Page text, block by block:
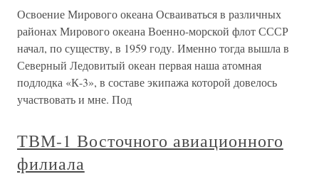
Освоение Мирового океана Осваиваться в различных
районах Мирового океана Военно-морской флот СССР
начал, по существу, в 1959 году. Именно тогда вышла в
Северный Ледовитый океан первая наша атомная
подлодка «К-3», в составе экипажа которой довелось
участвовать и мне. Под
ТВМ-1 Восточного авиационного
филиала